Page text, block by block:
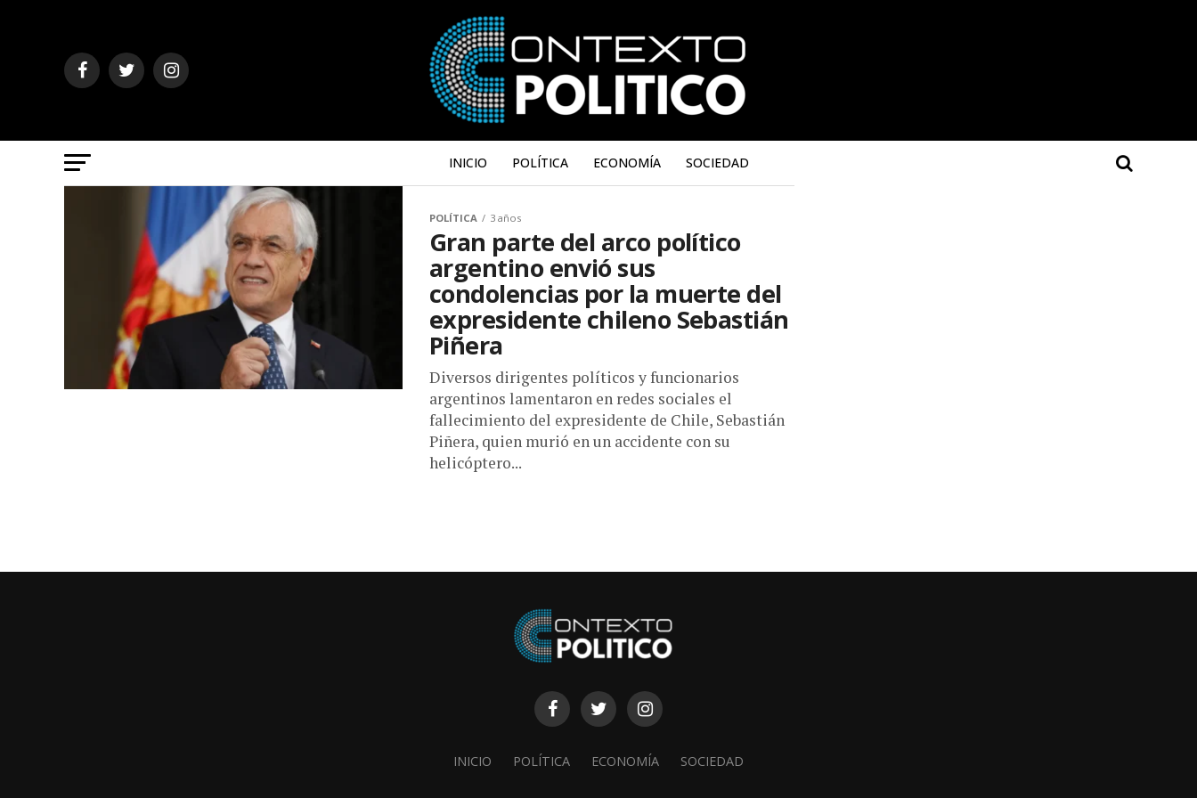
INICIO POLÍTICA ECONOMÍA SOCIEDAD
POLÍTICA 3 años
Gran parte del arco político
argentino envió sus
condolencias por la muerte del
expresidente chileno Sebastián
Piñera
Diversos dirigentes políticos y funcionarios
argentinos lamentaron en redes sociales el
fallecimiento del expresidente de Chile, Sebastián
Piñera, quien murió en un accidente con su
helicóptero...
INICIO POLÍTICA ECONOMÍA SOCIEDAD